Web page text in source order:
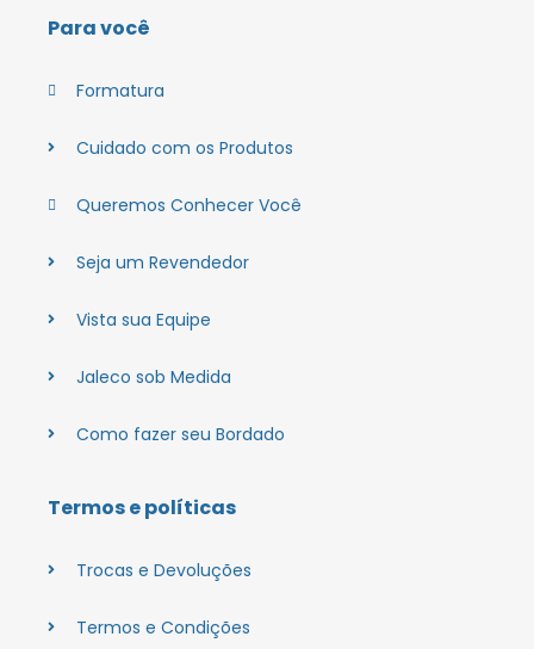
Para você
Formatura
Cuidado com os Produtos
Queremos Conhecer Você
Seja um Revendedor
Vista sua Equipe
Jaleco sob Medida
Como fazer seu Bordado
Termos e políticas
Trocas e Devoluções
Termos e Condições